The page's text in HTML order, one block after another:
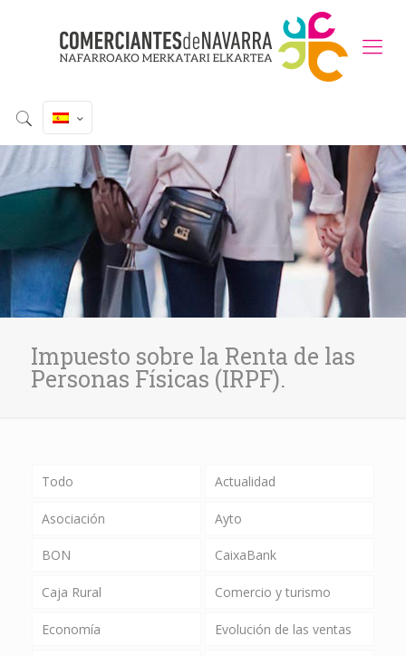
Impuesto sobre la Renta de las
Personas Físicas (IRPF).
Todo Actualidad
Asociación Ayto
BON CaixaBank
Caja Rural Comercio y turismo
Economía Evolución de las ventas